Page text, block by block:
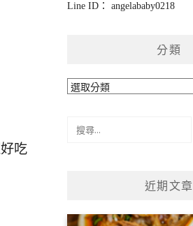
吃
Line ID： angelababy0218
分類
分
近期文章